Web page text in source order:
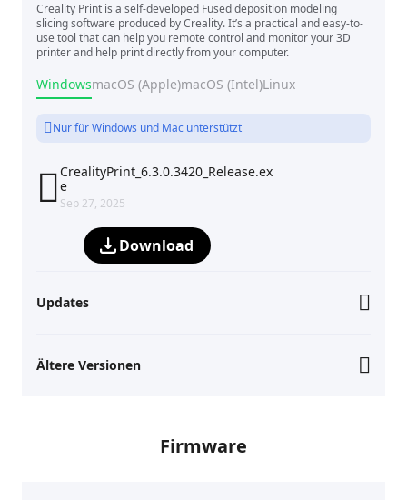
Creality Print is a self-developed Fused deposition modeling
slicing software produced by Creality. It’s a practical and easy-to-
use tool that can help you remote control and monitor your 3D
printer and help print directly from your computer.
WindowsmacOS (Apple)macOS (Intel)Linux
Nur für Windows und Mac unterstützt
 CrealityPrint_6.3.0.3420_Release.ex
e
Sep 27, 2025
Download
Updates
Ältere Versionen
Firmware